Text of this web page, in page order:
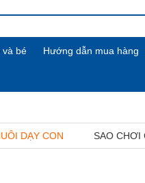
và bé Hướng dẫn mua hàng
DẠY CON SAO CHƠI